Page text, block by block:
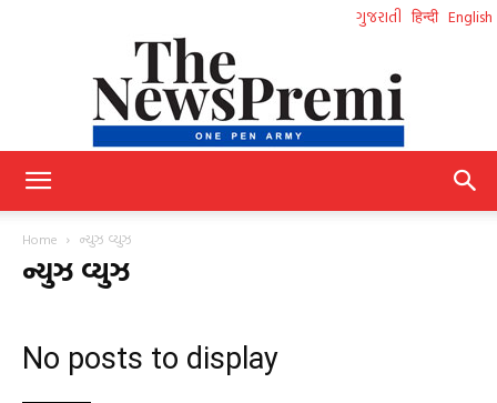
ગુજરાતી हिन्दी English
Home ન્યુઝ વ્યુઝ
ન્યુઝ વ્યુઝ
No posts to display